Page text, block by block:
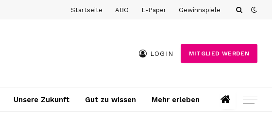
Startseite ABO E-Paper Gewinnspiele
LOGIN MITGLIED WERDEN
Unsere Zukunft Gut zu wissen Mehr erleben